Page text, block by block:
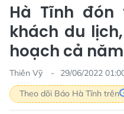
Hà Tĩnh
khách du
hoạch cả năm
Thiên Vỹ
29/06/2022
Theo dõi Báo Hà Tĩnh trên